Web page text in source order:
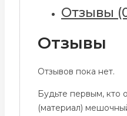
G3
Отзывы
Отзывы
Отзывов пока нет.
Будьте первым, кто
(материал)